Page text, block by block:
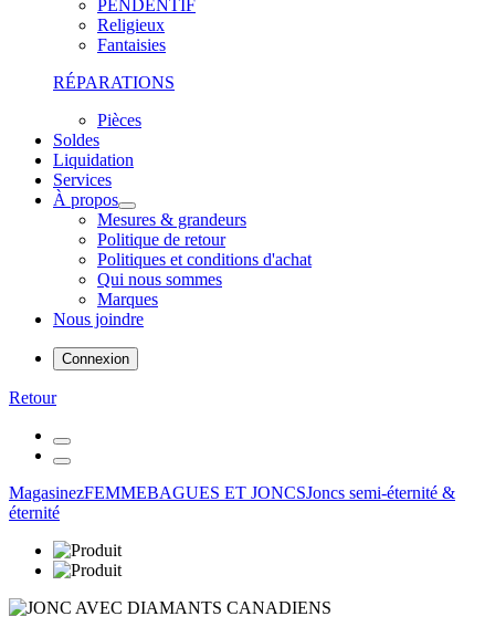
PENDENTIF
Religieux
Fantaisies
RÉPARATIONS
Pièces
Soldes
Liquidation
Services
À propos
Mesures & grandeurs
Politique de retour
Politiques et conditions d'achat
Qui nous sommes
Marques
Nous joindre
Connexion
Retour
MagasinezFEMMEBAGUES ET JONCSJoncs semi-éternité &
éternité